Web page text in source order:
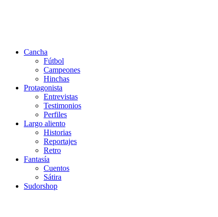
Cancha
Fútbol
Campeones
Hinchas
Protagonista
Entrevistas
Testimonios
Perfiles
Largo aliento
Historias
Reportajes
Retro
Fantasía
Cuentos
Sátira
Sudorshop